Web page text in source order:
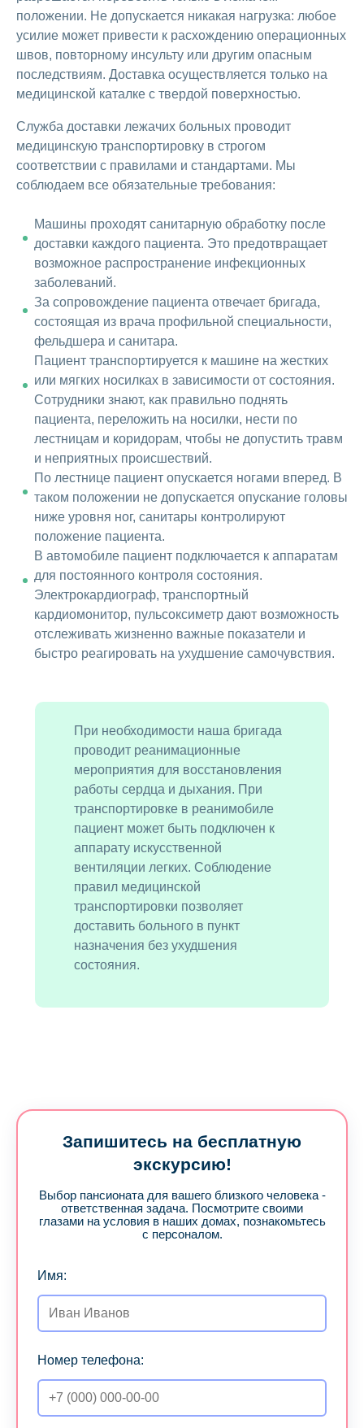
положении. Не допускается никакая нагрузка: любое
усилие может привести к расхождению операционных
швов, повторному инсульту или другим опасным
последствиям. Доставка осуществляется только на
медицинской каталке с твердой поверхностью.
Служба доставки лежачих больных проводит
медицинскую транспортировку в строгом
соответствии с правилами и стандартами. Мы
соблюдаем все обязательные требования:
Машины проходят санитарную обработку после
доставки каждого пациента. Это предотвращает
возможное распространение инфекционных
заболеваний.
За сопровождение пациента отвечает бригада,
состоящая из врача профильной специальности,
фельдшера и санитара.
Пациент транспортируется к машине на жестких
или мягких носилках в зависимости от состояния.
Сотрудники знают, как правильно поднять
пациента, переложить на носилки, нести по
лестницам и коридорам, чтобы не допустить травм
и неприятных происшествий.
По лестнице пациент опускается ногами вперед. В
таком положении не допускается опускание головы
ниже уровня ног, санитары контролируют
положение пациента.
В автомобиле пациент подключается к аппаратам
для постоянного контроля состояния.
Электрокардиограф, транспортный
кардиомонитор, пульсоксиметр дают возможность
отслеживать жизненно важные показатели и
быстро реагировать на ухудшение самочувствия.
При необходимости наша бригада
проводит реанимационные
мероприятия для восстановления
работы сердца и дыхания. При
транспортировке в реанимобиле
пациент может быть подключен к
аппарату искусственной
вентиляции легких. Соблюдение
правил медицинской
транспортировки позволяет
доставить больного в пункт
назначения без ухудшения
состояния.
Запишитесь на бесплатную
экскурсию!
Выбор пансионата для вашего близкого человека -
ответственная задача. Посмотрите своими
глазами на условия в наших домах, познакомьтесь
с персоналом.
Имя:
Номер телефона: